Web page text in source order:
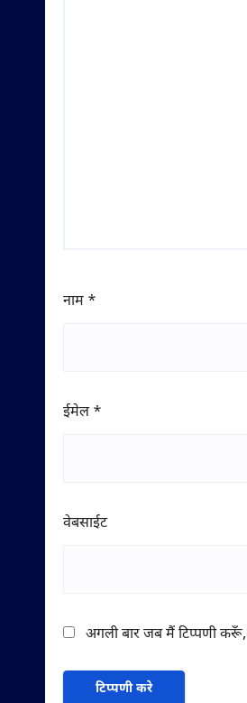
नाम *
ईमेल *
वेबसाईट
अगली बार जब मैं टिप्पणी